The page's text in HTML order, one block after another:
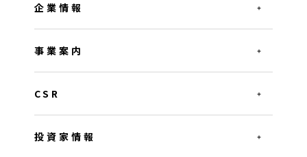
企業情報
事業案内
CSR
投資家情報